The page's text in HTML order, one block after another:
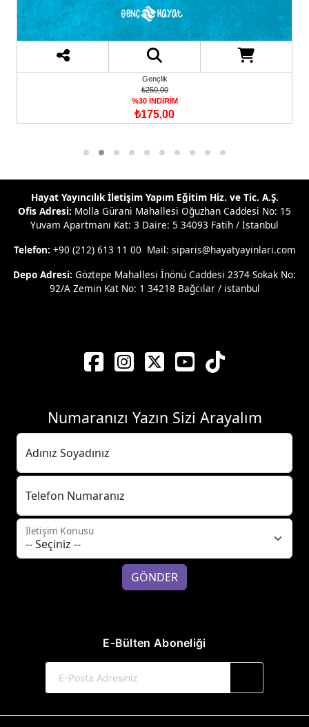
Gençlik
₺250,00
%30 İNDİRİM
₺175,00
Hayat Yayıncılık İletişim Yapım Eğitim Hiz. ve Tic. A.Ş.
Ofis Adresi: Molla Gürani Mahallesi Oğuzhan Caddesi No: 15
Yuvam Apartmanı Kat: 3 Daire: 5 34093 Fatih / İstanbul
Telefon: +90 (212) 613 11 00 Mail: siparis@hayatyayinlari.com
Depo Adresi: Göztepe Mahallesi İnönü Caddesi 2374 Sokak No:
92/A Zemin Kat No: 1 34218 Bağcılar / istanbul
Numaranızı Yazın Sizi Arayalım
Adınız Soyadınız
Telefon Numaranız
İletişim Konusu
GÖNDER
E-Bülten Aboneliği